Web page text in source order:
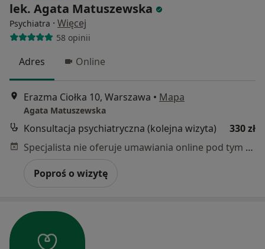
lek. Agata Matuszewska
Psychiatra · Więcej
58 opinii
Adres Online
Erazma Ciołka 10, Warszawa • Mapa
Agata Matuszewska
Konsultacja psychiatryczna (kolejna wizyta)
330 zł
Specjalista nie oferuje umawiania online pod tym adresem.
Poproś o wizytę